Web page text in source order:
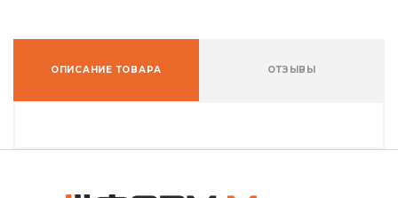
ОПИСАНИЕ ТОВАРА ОТЗЫВЫ